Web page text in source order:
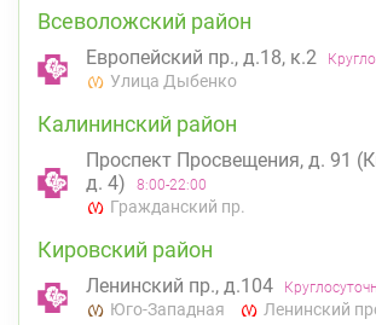
Всеволожский район
Европейский пр., д.18, к.2
Улица Дыбенко
Калининский район
Проспект Просвещения, д. 91
д. 4)
8:00-22:00
Гражданский пр.
Кировский район
Ленинский пр., д.104
Юго-Западная Ленинский